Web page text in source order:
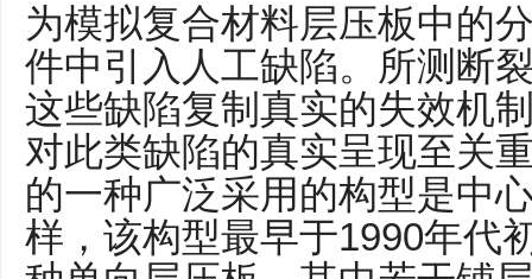
为模拟复合材料层压板中的
件中引入人工缺陷。所测断
这些缺陷复制真实的失效机
对此类缺陷的真实呈现至关
的一种广泛采用的构型是中
样，该构型最早于1990年代